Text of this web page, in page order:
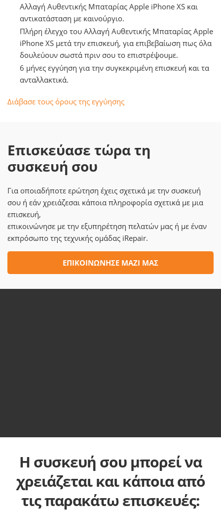
Αλλαγή Αυθεντικής Μπαταρίας Apple iPhone XS και
αντικατάσταση με καινούργιο.
Πλήρη έλεγχο του Αλλαγή Αυθεντικής Μπαταρίας Apple
iPhone XS μετά την επισκευή, για επιβεβαίωση πως όλα
δουλεύουν σωστά πριν σου το επιστρέψουμε.
6 μήνες εγγύηση για την συγκεκριμένη επισκευή και τα
ανταλλακτικά.
Διάβασε τους όρους της εγγύησης
Επισκεύασε τώρα τη
συσκευή σου
Για οποιαδήποτε ερώτηση έχεις σχετικά με την συσκευή
σου ή εάν χρειάζεσαι κάποια πληροφορία σχετικά με μια
επισκευή,
επικοινώνησε με την εξυπηρέτηση πελατών μας ή με έναν
εκπρόσωπο της τεχνικής ομάδας iRepair.
ΕΠΙΚΟΙΝΩΝΗΣΕ ΜΑΖΙ ΜΑΣ
Η συσκευή σου μπορεί να
χρειάζεται και κάποια από
τις παρακάτω επισκευές: